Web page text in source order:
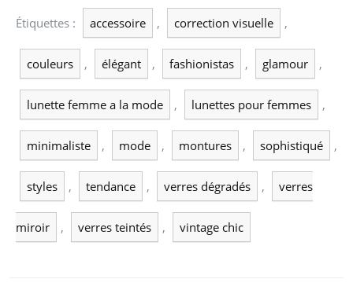
Étiquettes : accessoire , correction visuelle ,
couleurs , élégant , fashionistas , glamour ,
lunette femme a la mode , lunettes pour femmes ,
minimaliste , mode , montures , sophistiqué ,
styles , tendance , verres dégradés , verres
miroir , verres teintés , vintage chic